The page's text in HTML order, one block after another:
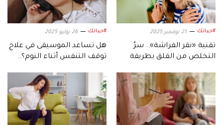
#حياتك 21 نوفمبر 2025
تقنية «نقر الفراشة».. سرّ
التخلص من القلق بطريقة
#حياتك 26 يوليو 2025
هل تساعد الموسيقى في علاج
توقف التنفس أثناء النوم؟..